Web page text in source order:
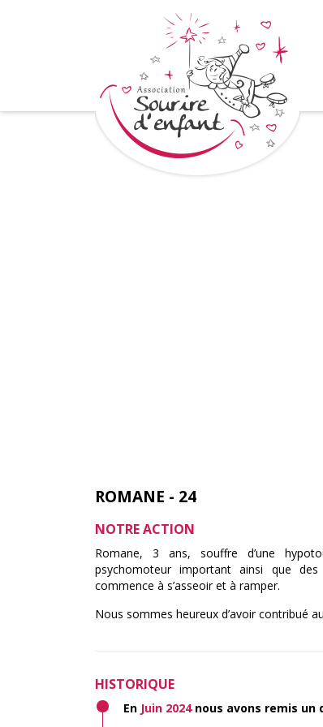
ROMANE - 24
NOTRE ACTION
Romane, 3 ans, souffre d’une
psychomoteur important ainsi que
commence à s’asseoir et à ramper.
Nous sommes heureux d’avoir contribué
HISTORIQUE
En Juin 2024nous avons remis un